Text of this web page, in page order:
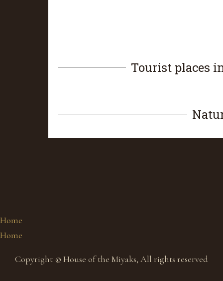
Tourist places
Home
Home
Copyright © House of the Miyaks, All rights reserved